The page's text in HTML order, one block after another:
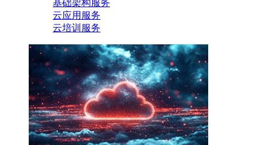
基础架构服务
云应用服务
云培训服务